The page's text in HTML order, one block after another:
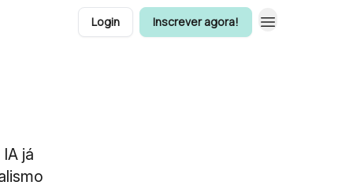
Login Inscrever agora!
já